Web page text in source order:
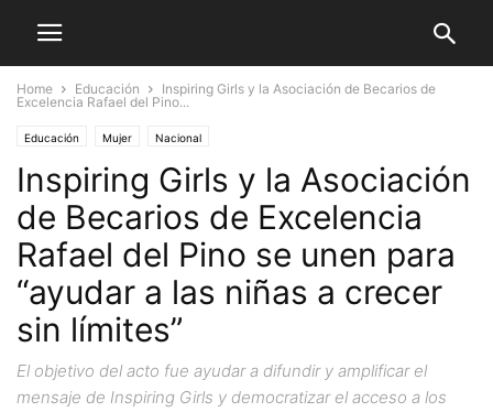
Home Educación
Inspiring Girls y la Asociación de Becarios de
Excelencia Rafael del Pino...
Educación Mujer Nacional
Inspiring Girls y la Asociación
de Becarios de Excelencia
Rafael del Pino se unen para
“ayudar a las niñas a crecer
sin límites”
El objetivo del acto fue ayudar a difundir y amplificar el
mensaje de Inspiring Girls y democratizar el acceso a los